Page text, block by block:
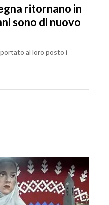
ritornano in
sono di nuovo
al loro posto i